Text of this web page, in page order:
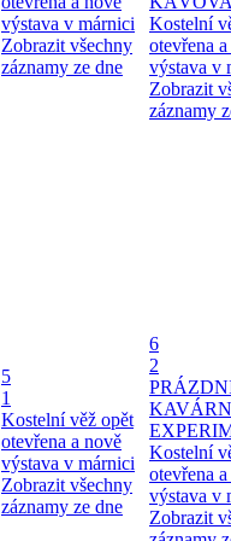
výstava v márnici
Zobrazit všechny
záznamy ze dne
Kostelní
otevřena
výstava v
Zobrazit
záznamy
5
1
Kostelní věž opět
otevřena a nově
výstava v márnici
Zobrazit všechny
záznamy ze dne
6
2
Kostelní
otevřena
výstava v
Zobrazit